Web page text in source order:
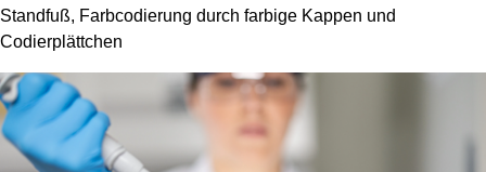
Standfuß, Farbcodierung durch farbige Kappen und
Codierplättchen